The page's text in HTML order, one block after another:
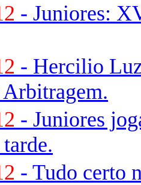
- Juniores:
- Hercilio
Arbitragem.
- Juniores
- Tudo certo